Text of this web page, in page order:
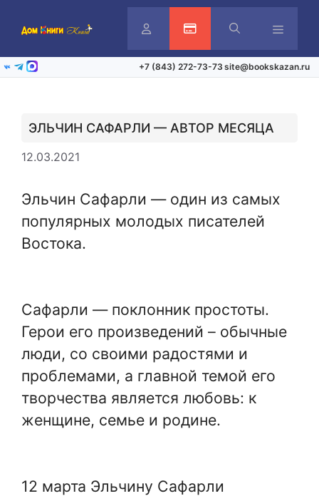
ЛичныйАктивация карты
ВКонтакте
Telegram
Max +7 (843) 272-73-73 site@bookskazan.ru
ЭЛЬЧИН САФАРЛИ — АВТОР МЕСЯЦА
12.03.2021
Эльчин Сафарли — один из самых
популярных молодых писателей
Востока.
Сафарли — поклонник простоты.
Герои его произведений – обычные
люди, со своими радостями и
проблемами, а главной темой его
творчества является любовь: к
женщине, семье и родине.
12 марта Эльчину Сафарли